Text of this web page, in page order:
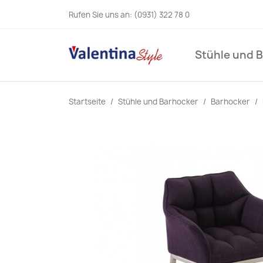
Rufen Sie uns an: (0931) 322 78 0
Stühle und
Startseite Stühle und Barhocker Barhocker